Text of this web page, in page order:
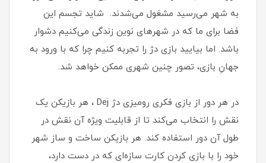
به شهر می‌رسید مشغول می‌شدند. شاید تجسم این
فضا برای ما که در شهرهای نوین زندگی می‌کنیم دشوار
باشد. اما بیایید بازی دژ را تجربه کنیم چرا که با ورود به
جهانِ بازی، تصور چنین شهری ممکن خواهد شد.
در هر دور از بازی فکری رومیزی دژ Dej ، هر بازیکن یک
نقش را انتخاب می‌کند تا از قابلیت ویژه آن نقش در
طول آن دور استفاده کند. هر بازیکن ساخت و ساز شهر
خود را با بازی کردن کارت سازه‌ای که در دست دارد،